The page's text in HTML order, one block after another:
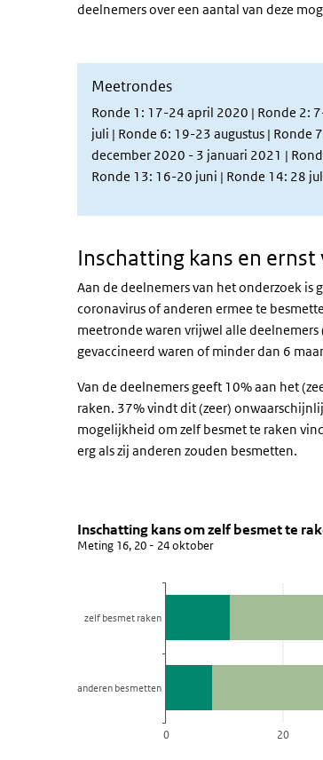
deelnemers over een aantal van deze
Meetrondes
Ronde 1: 17-24 april 2020 | Ronde 2:
juli | Ronde 6: 19-23 augustus |
december 2020 - 3 januari 2021 |
Ronde 13: 16-20 juni | Ronde 14: 28
Inschatting kans en
Aan de deelnemers van het onderzoek is
coronavirus of anderen ermee te
meetronde waren vrijwel alle
gevaccineerd waren of minder dan 6
Van de deelnemers geeft 10% aan het
raken. 37% vindt dit (zeer)
mogelijkheid om zelf besmet te raken
erg als zij anderen zouden besmetten.
denken besmet
Sla de grafiek 'Inschatting kans om zelf
Inschatting kans om zelf
Meting 16, 20 - 24 oktober
De grafiek heeft 1 Y-as die percentage
Inschatting kans om zelf besmet te
Meting 16, 20 - 24 oktober
0 20
zelf besmet raken
anderen besmetten